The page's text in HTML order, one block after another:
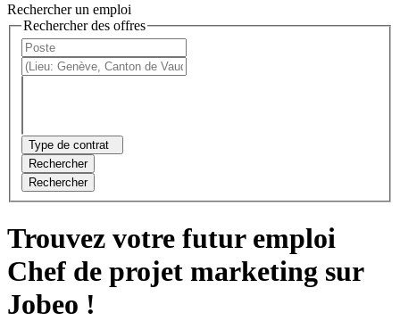
Rechercher un emploi
Rechercher des offres
Type de contrat
Rechercher
Rechercher
Trouvez votre futur emploi
Chef de projet marketing sur
Jobeo !